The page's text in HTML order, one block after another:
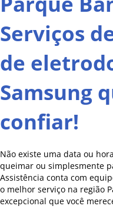
Serviços
de
Samsung
confiar!
Não existe uma data ou
queimar ou simplesmente
Assistência conta com
o melhor serviço na região
excepcional que você